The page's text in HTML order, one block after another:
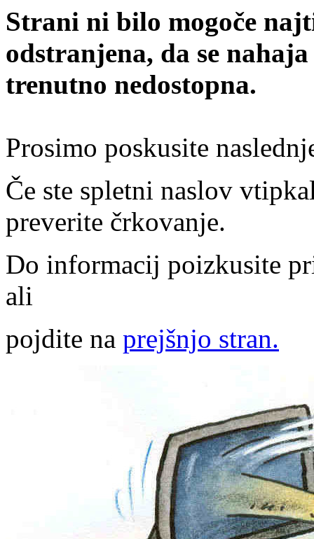
Strani ni bilo mogoče
odstranjena, da se
trenutno nedostopna.
Prosimo poskusite
Če ste spletni naslov
preverite črkovanje.
Do informacij poizkusite
ali
pojdite na prejšnjo stran.